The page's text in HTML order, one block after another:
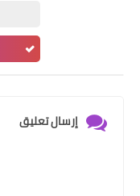
إرسال تعليق